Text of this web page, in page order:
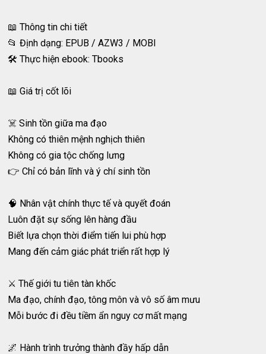
📖 Thông tin chi tiết
📂 Định dạng: EPUB / AZW3 / MOBI
🛠️ Thực hiện ebook: Tbooks
📖 Giá trị cốt lõi
☠️ Sinh tồn giữa ma đạo
Không có thiên mệnh nghịch thiên
Không có gia tộc chống lưng
👉 Chỉ có bản lĩnh và ý chí sinh tồn
🧠 Nhân vật chính thực tế và quyết đoán
Luôn đặt sự sống lên hàng đầu
Biết lựa chọn thời điểm tiến lui phù hợp
Mang đến cảm giác phát triển rất hợp lý
⚔️ Thế giới tu tiên tàn khốc
Ma đạo, chính đạo, tông môn và vô số âm mưu
Mỗi bước đi đều tiềm ẩn nguy cơ mất mạng
🌌 Hành trình trưởng thành đầy hấp dẫn